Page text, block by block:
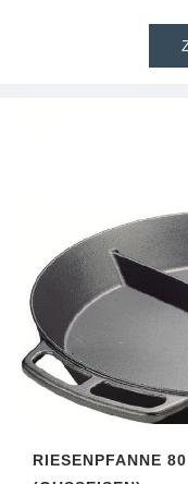
RIESENPFANNE